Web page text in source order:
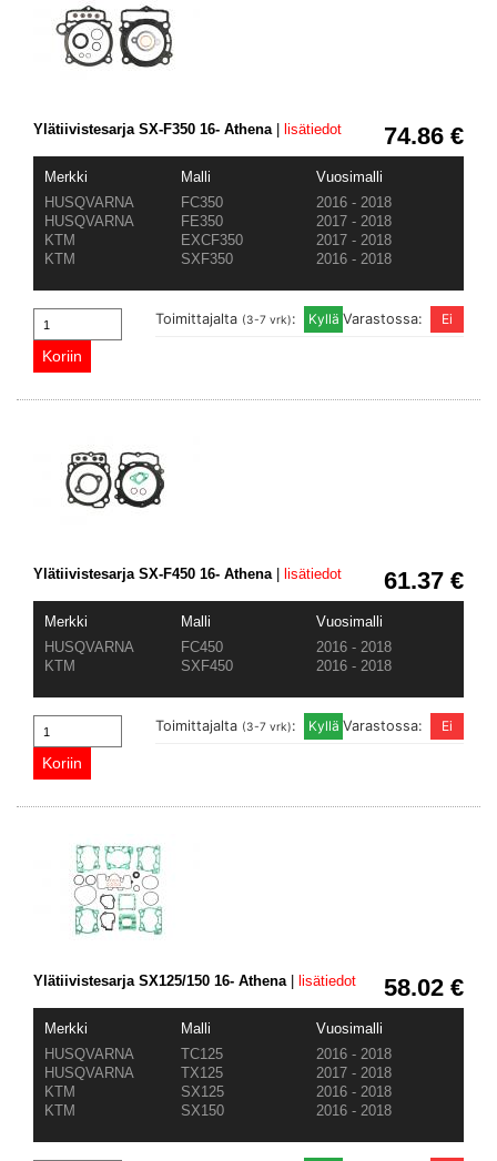
74.86 €
Ylätiivistesarja SX-F350 16- Athena| lisätiedot
Merkki Malli
Vuosimalli
HUSQVARNA
FC350
2016 - 2018
HUSQVARNA
FE350
2017 - 2018
KTM
EXCF350
2017 - 2018
KTM
SXF350 2016 - 2018
Varastossa:
Toimittajalta (3-7 vrk):
61.37 €
Ylätiivistesarja SX-F450 16- Athena| lisätiedot
Merkki Malli
Vuosimalli
HUSQVARNA
FC450
2016 - 2018
KTM
SXF450 2016 - 2018
Varastossa:
Toimittajalta (3-7 vrk):
58.02 €
Ylätiivistesarja SX125/150 16- Athena| lisätiedot
Merkki Malli
Vuosimalli
HUSQVARNA
TC125
2016 - 2018
HUSQVARNA
TX125
2017 - 2018
KTM
SX125
2016 - 2018
KTM
SX150 2016 - 2018